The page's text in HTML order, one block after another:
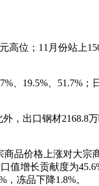
位；11月份站上
、19.5%、51.7%；
，出口钢材2168.8
品价格上涨对大宗
增长贡献度为
冻品下降1.8%。